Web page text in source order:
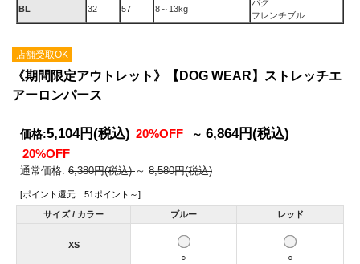
BL 32 57 8～13kg
パグ
フレンチブル
店舗受取OK
《期間限定アウトレット》【DOG WEAR】ストレッチエ
アーロンパース
価格:5,104円(税込) 20%OFF ～ 6,864円(税込)
20%OFF
通常価格: 6,380円(税込)～ 8,580円(税込)
[ポイント還元 51ポイント～]
サイズ / カラー ブルー レッド
XS
○
○